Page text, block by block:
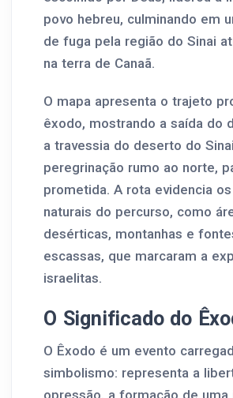
povo hebreu, culminando em
de fuga pela região do Sinai
na terra de Canaã.
O mapa apresenta o trajeto
êxodo, mostrando a saída do
a travessia do deserto do
peregrinação rumo ao norte,
prometida. A rota evidencia
naturais do percurso, como
desérticas, montanhas e
escassas, que marcaram a
israelitas.
O Significado do
O Êxodo é um evento
simbolismo: representa a
opressão, a formação de uma